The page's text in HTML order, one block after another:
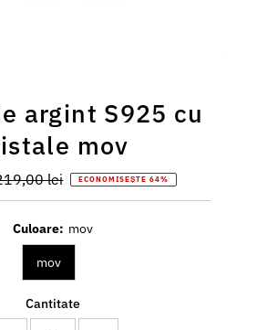
argint S925 cu
mov
lei ECONOMISEȘTE 64%
Culoare: mov
mov
Cantitate